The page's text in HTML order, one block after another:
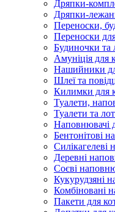
Дряпки-
Дряпки-
Переноски,
Переноски для
Будиночки та
Амуніція для
Нашийники
Шлеї та
Килимки для
Туалети,
Туалети та
Наповнювачі
Бентонітові
Силікагелеві
Деревні
Соєві
Кукурудзяні
Комбіновані
Пакети для